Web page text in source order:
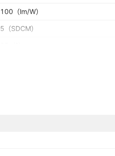
100 （lm/W）
5 （SDCM）